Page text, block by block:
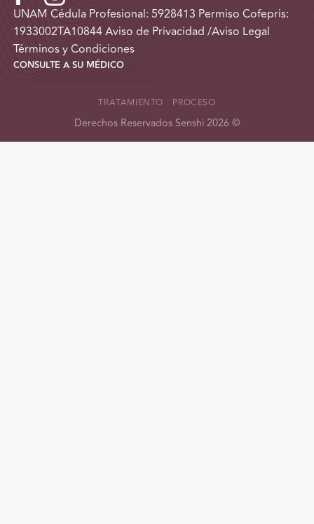
UNAM Cédula Profesional: 5928413 Permiso Cofepris:
1933002TA10844Aviso de Privacidad /Aviso Legal
Términos y Condiciones
CONSULTE A SU MÉDICO
TRATAMIENTO PROCESO
Derechos Reservados Senshi 2026 ©